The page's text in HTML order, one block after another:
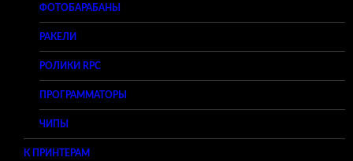
ФОТОБАРАБАНЫ
РАКЕЛИ
РОЛИКИ RPC
ПРОГРАММАТОРЫ
ЧИПЫ
К ПРИНТЕРАМ